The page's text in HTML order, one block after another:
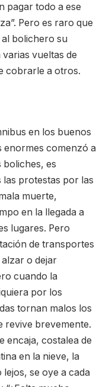
pagar todo a ese
Pero es raro que
bolichero su
vueltas de
cobrarle a otros.
en los buenos
enormes comenzó a
boliches, es
protestas por las
muerte,
en la llegada a
lugares. Pero
de transportes
o dejar
cuando la
por los
tornan malos los
revive brevemente.
encaja, costalea de
en la nieve, la
se oye a cada